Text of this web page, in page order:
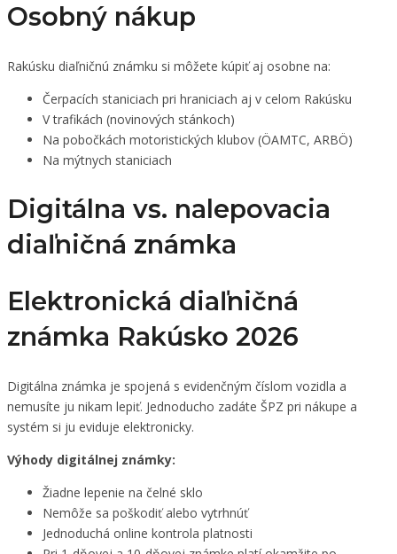
Osobný nákup
Rakúsku diaľničnú známku si môžete kúpiť aj osobne na:
Čerpacích staniciach pri hraniciach aj v celom Rakúsku
V trafikách (novinových stánkoch)
Na pobočkách motoristických klubov (ÖAMTC, ARBÖ)
Na mýtnych staniciach
Digitálna vs. nalepovacia
diaľničná známka
Elektronická diaľničná
známka Rakúsko 2026
Digitálna známka je spojená s evidenčným číslom vozidla a
nemusíte ju nikam lepiť. Jednoducho zadáte ŠPZ pri nákupe a
systém si ju eviduje elektronicky.​
Výhody digitálnej známky:
Žiadne lepenie na čelné sklo
Nemôže sa poškodiť alebo vytrhnúť
Jednoduchá online kontrola platnosti